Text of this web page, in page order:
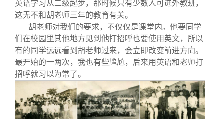
英语学习从二级起步，那时候只有少数人可进外教班，
这无不和胡老师三年的教育有关。
胡老师对我们的要求，不仅仅是课堂内。他要同学
们在校园里其他地方见到他打招呼也要使用英文，所以
有的同学远远看到胡老师过来，会立即改变前进方向。
最开始的一两次，我也有些尴尬，后来用英语和老师打
招呼就习以为常了。